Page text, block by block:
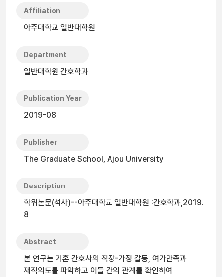
Affiliation
아주대학교 일반대학원
Department
일반대학원 간호학과
Publication Year
2019-08
Publisher
The Graduate School, Ajou University
Description
학위논문(석사)--아주대학교 일반대학원 :간호학과,2019.
8
Abstract
본 연구는 기혼 간호사의 직장-가정 갈등, 여가만족과
재직의도를 파악하고 이들 간의 관계를 확인하여